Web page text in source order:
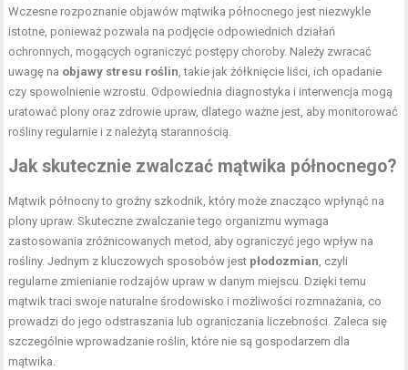
Wczesne rozpoznanie objawów mątwika północnego jest niezwykle
istotne, ponieważ pozwala na podjęcie odpowiednich działań
ochronnych, mogących ograniczyć postępy choroby. Należy zwracać
uwagę na objawy stresu roślin, takie jak żółknięcie liści, ich opadanie
czy spowolnienie wzrostu. Odpowiednia diagnostyka i interwencja mogą
uratować plony oraz zdrowie upraw, dlatego ważne jest, aby monitorować
rośliny regularnie i z należytą starannością.
Jak skutecznie zwalczać mątwika północnego?
Mątwik północny to groźny szkodnik, który może znacząco wpłynąć na
plony upraw. Skuteczne zwalczanie tego organizmu wymaga
zastosowania zróżnicowanych metod, aby ograniczyć jego wpływ na
rośliny. Jednym z kluczowych sposobów jest płodozmian, czyli
regularne zmienianie rodzajów upraw w danym miejscu. Dzięki temu
mątwik traci swoje naturalne środowisko i możliwości rozmnażania, co
prowadzi do jego odstraszania lub ograniczania liczebności. Zaleca się
szczególnie wprowadzanie roślin, które nie są gospodarzem dla
mątwika.